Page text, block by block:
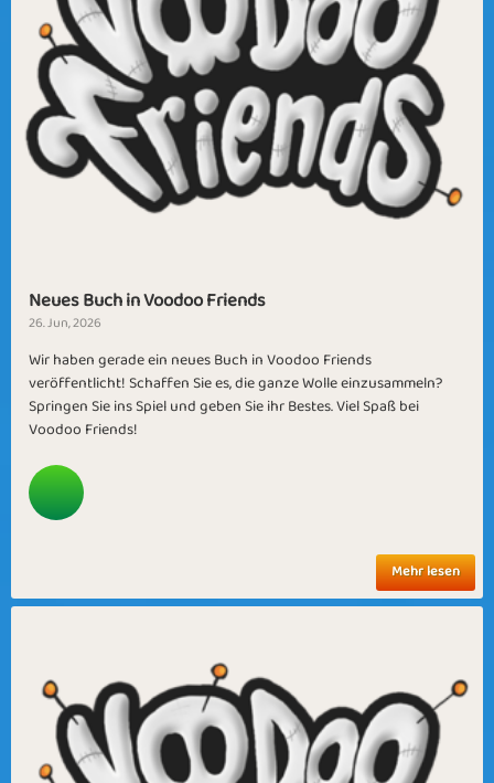
Neues Buch in Voodoo Friends
26. Jun, 2026
Wir haben gerade ein neues Buch in Voodoo Friends
veröffentlicht! Schaffen Sie es, die ganze Wolle einzusammeln?
Springen Sie ins Spiel und geben Sie ihr Bestes. Viel Spaß bei
Voodoo Friends!
Mehr lesen